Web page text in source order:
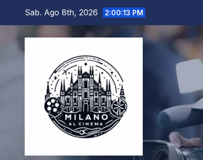
contenuto
Sab. Ago 8th, 2026 2:00:14 PM